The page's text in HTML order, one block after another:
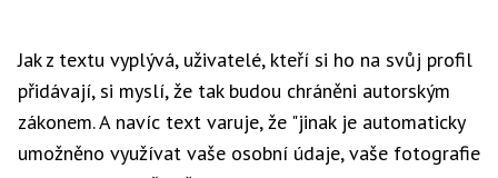
Jak z textu vyplývá, uživatelé, kteří si ho na svůj profil
přidávají, si myslí, že tak budou chráněni autorským
zákonem. A navíc text varuje, že "jinak je automaticky
umožněno využívat vaše osobní údaje, vaše fotografie